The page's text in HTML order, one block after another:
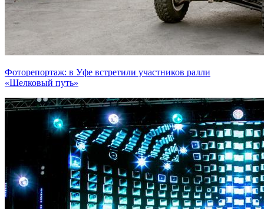
Фоторепортаж: в Уфе встретили участников ралли
«Шелковый путь»